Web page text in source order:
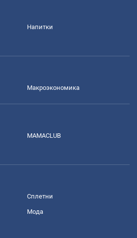
Напитки
Mакроэкономика
MAMACLUB
Сплетни
Мода